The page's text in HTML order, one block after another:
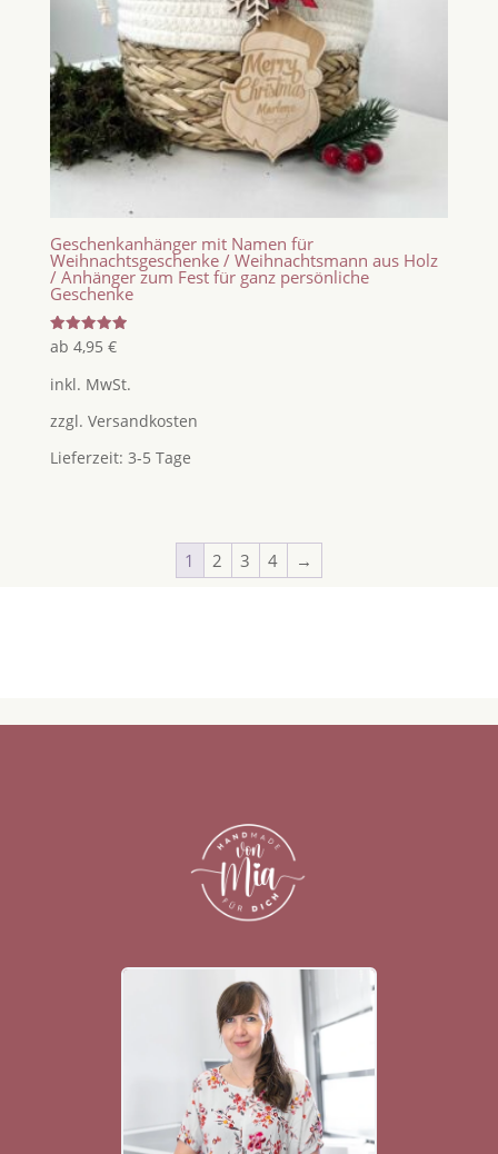
Geschenkanhänger mit Namen für
Weihnachtsgeschenke / Weihnachtsmann aus Holz
/ Anhänger zum Fest für ganz persönliche
Geschenke
Bewertet
mit
von 5
ab 4,95 €
inkl. MwSt.
zzgl. Versandkosten
Lieferzeit: 3-5 Tage
1 2 3 4 →